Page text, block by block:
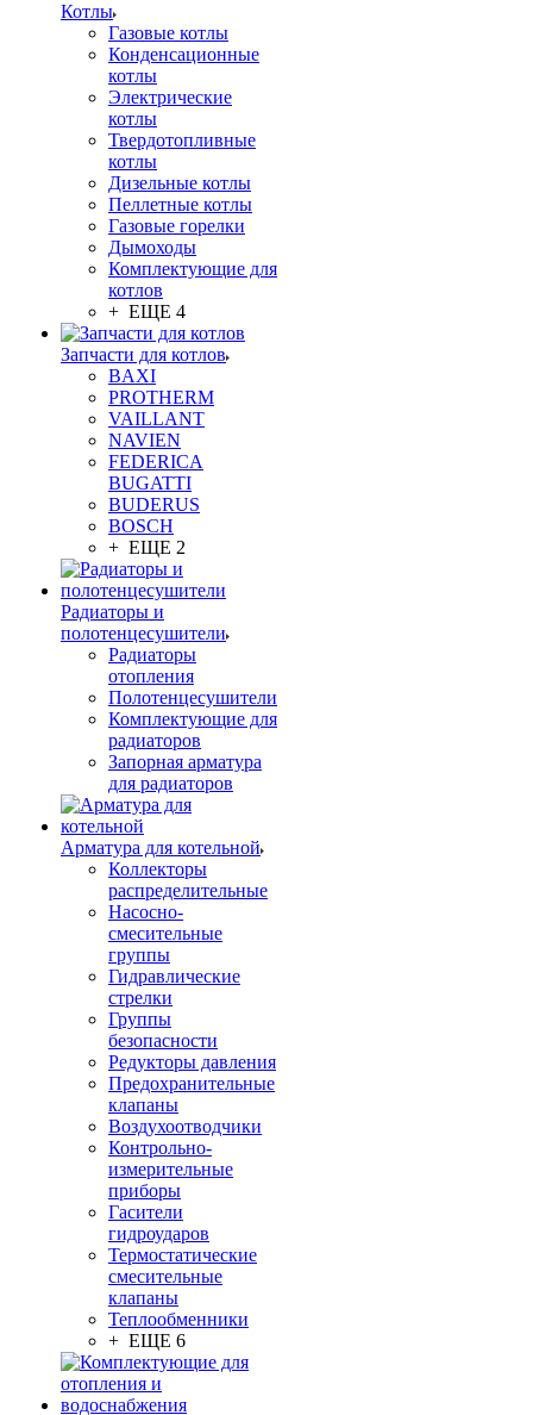
Котлы
Газовые котлы
Конденсационные
котлы
Электрические
котлы
Твердотопливные
котлы
Дизельные котлы
Пеллетные котлы
Газовые горелки
Дымоходы
Комплектующие для
котлов
+ ЕЩЕ 4
Запчасти для котлов
BAXI
PROTHERM
VAILLANT
NAVIEN
FEDERICA
BUGATTI
BUDERUS
BOSCH
+ ЕЩЕ 2
Радиаторы и
полотенцесушители
Радиаторы
отопления
Полотенцесушители
Комплектующие для
радиаторов
Запорная арматура
для радиаторов
Арматура для котельной
Коллекторы
распределительные
Насосно-
смесительные
группы
Гидравлические
стрелки
Группы
безопасности
Редукторы давления
Предохранительные
клапаны
Воздухоотводчики
Контрольно-
измерительные
приборы
Гасители
гидроударов
Термостатические
смесительные
клапаны
Теплообменники
+ ЕЩЕ 6